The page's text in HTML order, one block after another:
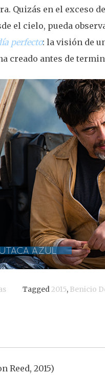
Quizás en el exceso
el cielo, pueda
perfecto: la visión de
creado antes de
Tagged2015, Benicio
Reed, 2015)